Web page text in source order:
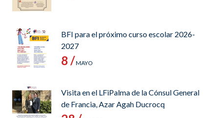
BFI para el próximo curso escolar 2026-
2027
8 /MAYO
Visita en el LFiPalma de la Cónsul General
de Francia, Azar Agah Ducrocq